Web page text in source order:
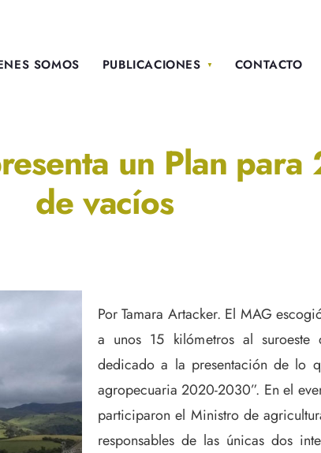
SOMOS PUBLICACIONES CONTACTO
un Plan
de vacíos
Por Tamara Artacker. El MAG
a unos 15 kilómetros al
dedicado a la presentación de lo
agropecuaria 2020-2030”. En el
participaron el Ministro de
responsables de las únicas dos